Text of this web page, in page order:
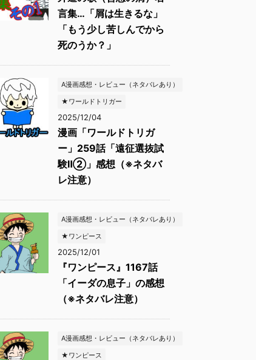
言集…「屑は生きるな」
「もう少し苦しんでから
死のうか？」
A漫画感想・レビュー（ネタバレあり）
★ワールドトリガー
2025/12/04
漫画「ワールドトリガ
ー」259話「遠征選抜試
験Ⅱ②」感想（※ネタバ
レ注意）
A漫画感想・レビュー（ネタバレあり）
★ワンピース
2025/12/01
『ワンピース』1167話
「イーダの息子」の感想
（※ネタバレ注意）
A漫画感想・レビュー（ネタバレあり）
★ワンピース